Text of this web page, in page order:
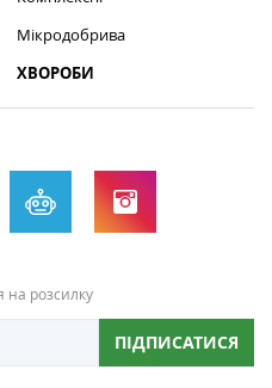
Мікродобрива
ХВОРОБИ
на розсилку
ПІДПИСАТИСЯ